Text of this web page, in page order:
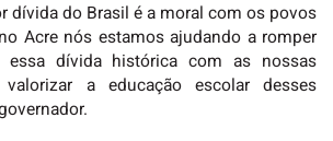
dívida do Brasil é a moral com os povos
Acre nós estamos ajudando a romper
essa dívida histórica com as nossas
a educação escolar desses